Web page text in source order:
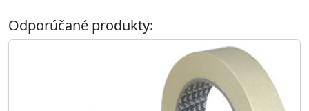
Odporúčané produkty: